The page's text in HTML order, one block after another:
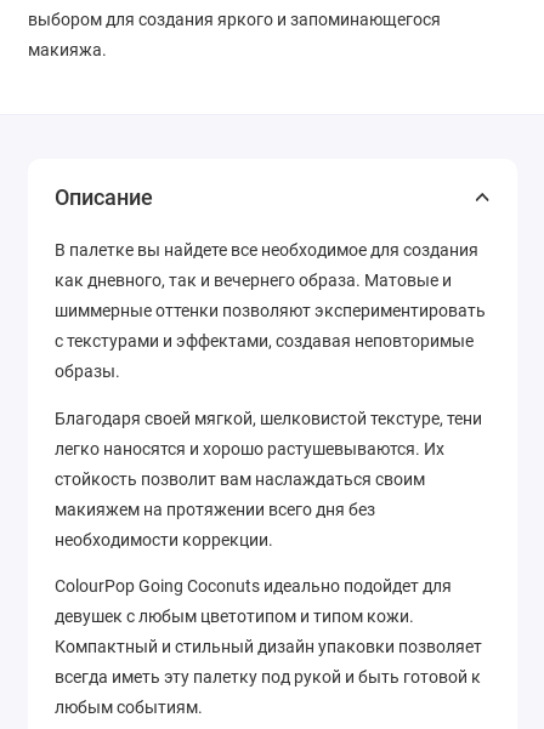
выбором для создания яркого и запоминающегося
макияжа.
Описание
В палетке вы найдете все необходимое для создания
как дневного, так и вечернего образа. Матовые и
шиммерные оттенки позволяют экспериментировать
с текстурами и эффектами, создавая неповторимые
образы.
Благодаря своей мягкой, шелковистой текстуре, тени
легко наносятся и хорошо растушевываются. Их
стойкость позволит вам наслаждаться своим
макияжем на протяжении всего дня без
необходимости коррекции.
ColourPop Going Coconuts идеально подойдет для
девушек с любым цветотипом и типом кожи.
Компактный и стильный дизайн упаковки позволяет
всегда иметь эту палетку под рукой и быть готовой к
любым событиям.